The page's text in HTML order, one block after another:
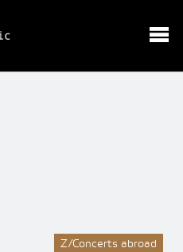
Z/Concerts abroad